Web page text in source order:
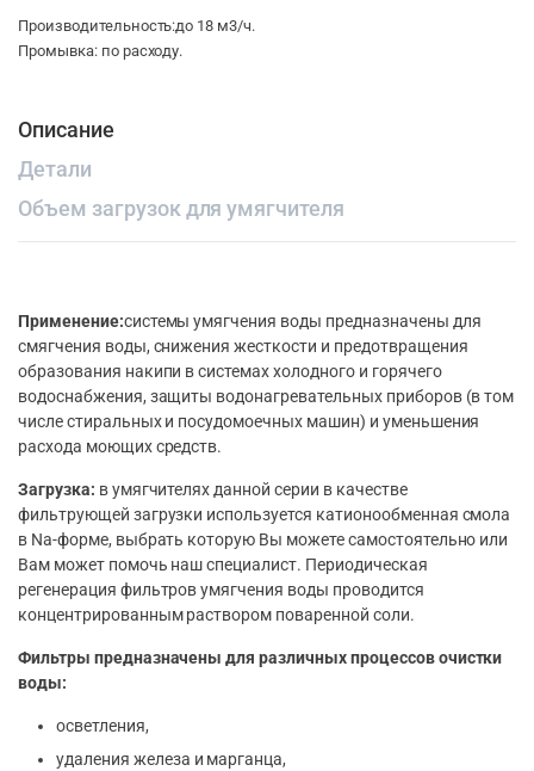
Производительность:до 18 м3/ч.
Промывка: по расходу.
Описание
Детали
Объем загрузок для умягчителя
Применение:системы умягчения воды предназначены для
смягчения воды, снижения жесткости и предотвращения
образования накипи в системах холодного и горячего
водоснабжения, защиты водонагревательных приборов (в том
числе стиральных и посудомоечных машин) и уменьшения
расхода моющих средств.
Загрузка: в умягчителях данной серии в качестве
фильтрующей загрузки используется катионообменная смола
в Na-форме, выбрать которую Вы можете самостоятельно или
Вам может помочь наш специалист. Периодическая
регенерация фильтров умягчения воды проводится
концентрированным раствором поваренной соли.
Фильтры предназначены для различных процессов очистки
воды:
осветления,
удаления железа и марганца,